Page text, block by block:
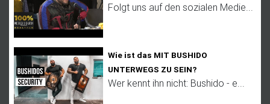
Folgt uns auf den sozialen Medie...
Wie ist das MIT BUSHIDO
UNTERWEGS ZU SEIN?
Wer kennt ihn nicht: Bushido - e...